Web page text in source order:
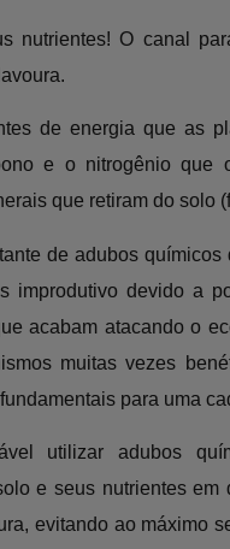
nutrientes! O canal
de energia que as
e o nitrogênio que
que retiram do solo
de adubos
improdutivo devido a
acabam atacando o
muitas vezes
para uma
utilizar adubos
e seus nutrientes
evitando ao máximo